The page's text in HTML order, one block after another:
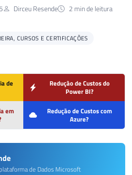
Dirceu Resende
2 min de leitura
CURSOS E CERTIFICAÇÕES
de
Redução de Custos do
Power BI?
em
Redução de Custos com
Azure?
de Dados Microsoft